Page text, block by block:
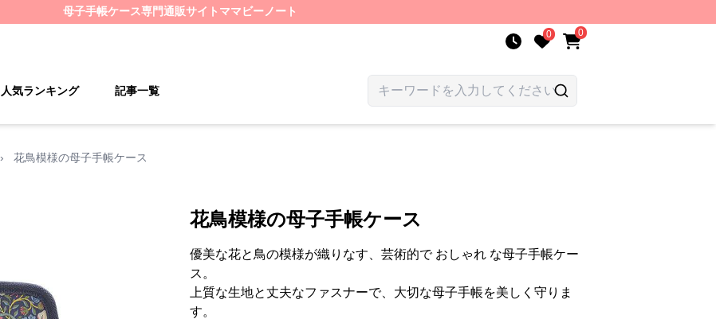
母子手帳ケース専門通販サイト ママビーノート
0 0
人気ランキング 記事一覧
› 花鳥模様の母子手帳ケース
花鳥模様の母子手帳ケース
優美な花と鳥の模様が織りなす、芸術的で おしゃれ な母子手帳ケー
ス。
上質な生地と丈夫なファスナーで、大切な母子手帳を美しく守りま
す。